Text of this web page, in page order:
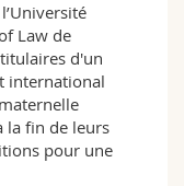
Law de
d'un
international
la fin de leurs
pour une